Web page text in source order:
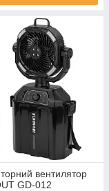
вентилятор
GD-012